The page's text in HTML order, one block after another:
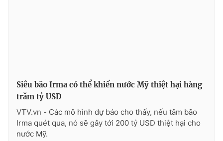
VTV4 Vươn mình bằng AI
VTV9 VTV8
Liên hệ tòa soạn
Siêu bão Irma có thể khiến nước Mỹ thiệt hại hàng
trăm tỷ USD
VTV.vn - Các mô hình dự báo cho thấy, nếu tâm bão
Irma quét qua, nó sẽ gây tới 200 tỷ USD thiệt hại cho
nước Mỹ.